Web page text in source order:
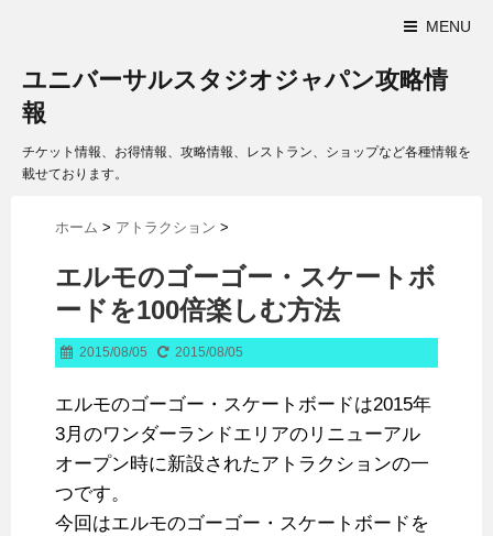
MENU
ユニバーサルスタジオジャパン攻略情
報
チケット情報、お得情報、攻略情報、レストラン、ショップなど各種情報を
載せております。
ホーム > アトラクション >
エルモのゴーゴー・スケートボ
ードを100倍楽しむ方法
2015/08/05 2015/08/05
エルモのゴーゴー・スケートボードは2015年
3月のワンダーランドエリアのリニューアル
オープン時に新設されたアトラクションの一
つです。
今回はエルモのゴーゴー・スケートボードを